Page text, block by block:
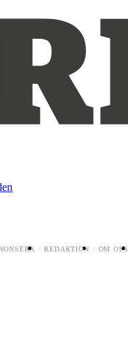
REDAKTION OM OSS